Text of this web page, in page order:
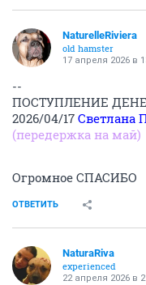
NaturelleRiviera
old hamster
17 апреля 2026 в
--
ПОСТУПЛЕНИЕ
2026/04/17 Светлана
(передержка на май)
Огромное СПАСИБО
ОТВЕТИТЬ
NaturaRiva
experienced
22 апреля 2026 в